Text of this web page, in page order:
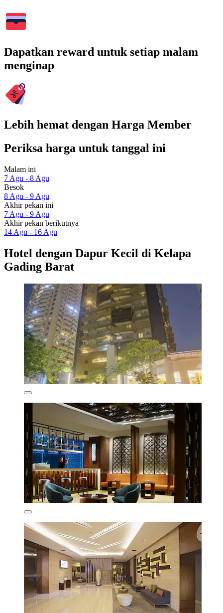
Dapatkan reward untuk setiap malam
menginap
Lebih hemat dengan Harga Member
Periksa harga untuk tanggal ini
Malam ini
7 Agu - 8 Agu
Besok
8 Agu - 9 Agu
Akhir pekan ini
7 Agu - 9 Agu
Akhir pekan berikutnya
14 Agu - 16 Agu
Hotel dengan Dapur Kecil di Kelapa
Gading Barat